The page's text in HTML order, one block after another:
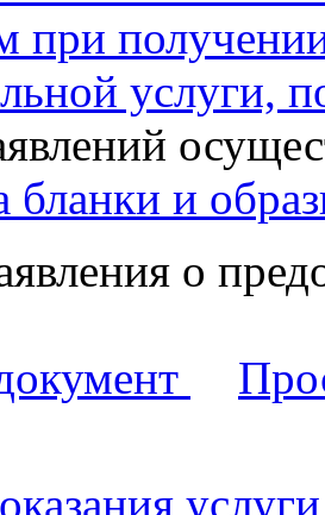
при
услуги,
и
о
услуги